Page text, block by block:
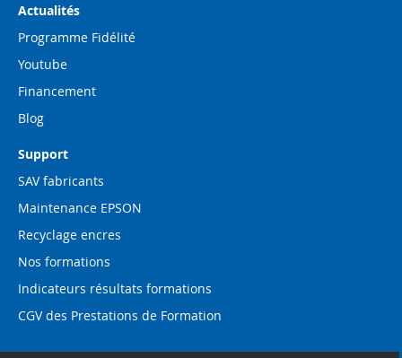
Actualités
Programme Fidélité
Youtube
Financement
Blog
Support
SAV fabricants
Maintenance EPSON
Recyclage encres
Nos formations
Indicateurs résultats formations
CGV des Prestations de Formation